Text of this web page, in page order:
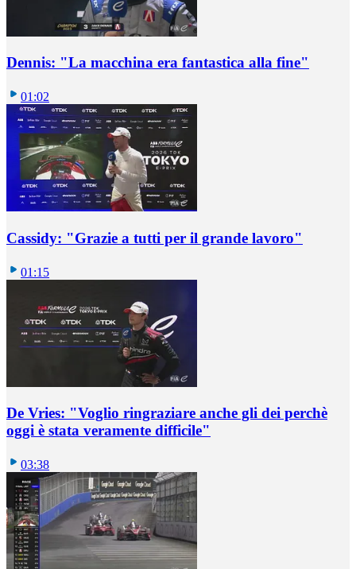
Dennis: "La macchina era fantastica alla fine"
01:02
Cassidy: "Grazie a tutti per il grande lavoro"
01:15
De Vries: "Voglio ringraziare anche gli dei perchè
oggi è stata veramente difficile"
03:38